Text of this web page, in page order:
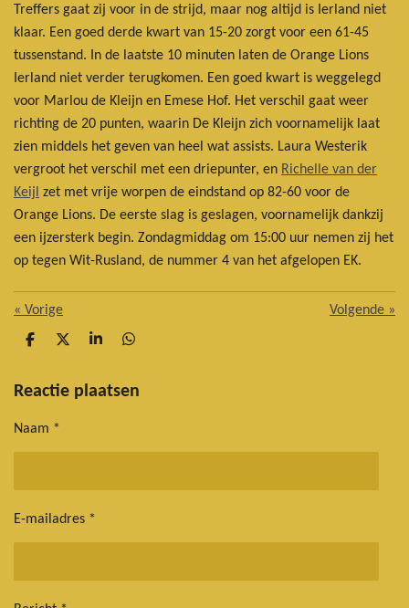
Treffers gaat zij voor in de strijd, maar nog altijd is Ierland niet
klaar. Een goed derde kwart van 15-20 zorgt voor een 61-45
tussenstand. In de laatste 10 minuten laten de Orange Lions
Ierland niet verder terugkomen. Een goed kwart is weggelegd
voor Marlou de Kleijn en Emese Hof. Het verschil gaat weer
richting de 20 punten, waarin De Kleijn zich voornamelijk laat
zien middels het geven van heel wat assists. Laura Westerik
vergroot het verschil met een driepunter, en Richelle van der
Keijl zet met vrije worpen de eindstand op 82-60 voor de
Orange Lions. De eerste slag is geslagen, voornamelijk dankzij
een ijzersterk begin. Zondagmiddag om 15:00 uur nemen zij het
op tegen Wit-Rusland, de nummer 4 van het afgelopen EK.
« Vorige Volgende »
D
e
D
l
S
r
D
e
Reactie plaatsen
Naam *
E-mailadres *